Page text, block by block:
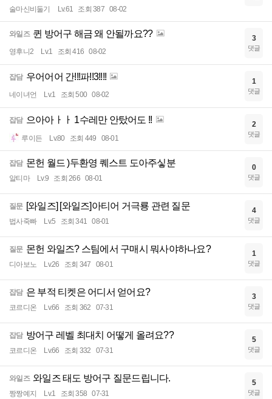
술마신비둘기 Lv.61 조회 387 08-02
와일즈 퀸 방어구 해금 왜 안될까요??
영후니2 Lv.1 조회 416 08-02
3
댓글
잡담 우어어어 간!!!파!!3!!!!
네이녀언 Lv.1 조회 500 08-02
1
댓글
잡담 으아아ㅏㅏ 1수레만 안탔어도 !!
루이든 Lv.80 조회 449 08-01
2
댓글
잡담 몬헌 월드 )두환영 퀘스트 도아주싷분
알티마 Lv.9 조회 266 08-01
0
댓글
질문 [와일즈] [와일즈]아티어 거극룡 관련 질문
법사죽빠 Lv.5 조회 341 08-01
4
댓글
질문 몬헌 와일즈? 스팀에서 구매시 뭐사야하나요?
디아보노 Lv.26 조회 347 08-01
1
댓글
잡담 은 부적 티켓은 어디서 얻어요?
코르디온 Lv.66 조회 362 07-31
3
댓글
잡담 방어구 레벨 최대치 어떻게 올려요??
코르디온 Lv.66 조회 332 07-31
5
댓글
와일즈 와일즈 태도 방어구 질문드립니다.
짱짱예지 Lv.1 조회 358 07-31
5
댓글